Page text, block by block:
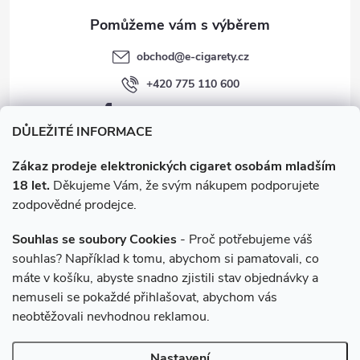
DŮLEŽITÉ INFORMACE
Zákaz prodeje elektronických cigaret osobám mladším
18 let. Děkujeme Vám, že svým nákupem podporujete
zodpovědné prodejce.
Souhlas se soubory Cookies - Proč potřebujeme váš
souhlas? Například k tomu, abychom si pamatovali, co
máte v košíku, abyste snadno zjistili stav objednávky a
nemuseli se pokaždé přihlašovat, abychom vás
neobtěžovali nevhodnou reklamou.
obchod@e-cigarety.cz
+420 775 110 600
facebook.com/e-cigarety.cz
Instagram
e-cigarety.cz. Všechna práva vyhrazena.